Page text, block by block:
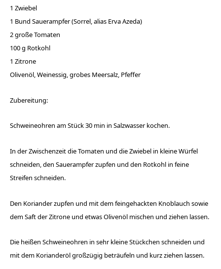
1 Zwiebel
1 Bund Sauerampfer (Sorrel, alias Erva Azeda)
2 große Tomaten
100 g Rotkohl
1 Zitrone
Olivenöl, Weinessig, grobes Meersalz, Pfeffer
Zubereitung:
Schweineohren am Stück 30 min in Salzwasser kochen.
In der Zwischenzeit die Tomaten und die Zwiebel in kleine Würfel
schneiden, den Sauerampfer zupfen und den Rotkohl in feine
Streifen schneiden.
Den Koriander zupfen und mit dem feingehackten Knoblauch sowie
dem Saft der Zitrone und etwas Olivenöl mischen und ziehen lassen.
Die heißen Schweineohren in sehr kleine Stückchen schneiden und
mit dem Korianderöl großzügig beträufeln und kurz ziehen lassen.